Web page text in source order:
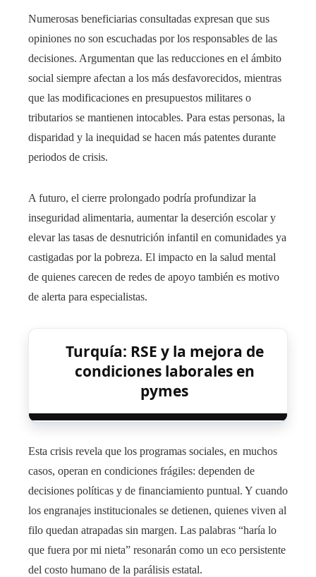
Numerosas beneficiarias consultadas expresan que sus
opiniones no son escuchadas por los responsables de las
decisiones. Argumentan que las reducciones en el ámbito
social siempre afectan a los más desfavorecidos, mientras
que las modificaciones en presupuestos militares o
tributarios se mantienen intocables. Para estas personas, la
disparidad y la inequidad se hacen más patentes durante
periodos de crisis.
A futuro, el cierre prolongado podría profundizar la
inseguridad alimentaria, aumentar la deserción escolar y
elevar las tasas de desnutrición infantil en comunidades ya
castigadas por la pobreza. El impacto en la salud mental
de quienes carecen de redes de apoyo también es motivo
de alerta para especialistas.
Turquía: RSE y la mejora de
condiciones laborales en
pymes
Esta crisis revela que los programas sociales, en muchos
casos, operan en condiciones frágiles: dependen de
decisiones políticas y de financiamiento puntual. Y cuando
los engranajes institucionales se detienen, quienes viven al
filo quedan atrapadas sin margen. Las palabras “haría lo
que fuera por mi nieta” resonarán como un eco persistente
del costo humano de la parálisis estatal.